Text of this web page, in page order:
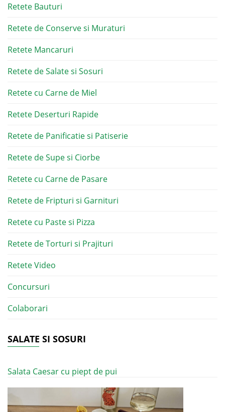
Retete Bauturi
Retete de Conserve si Muraturi
Retete Mancaruri
Retete de Salate si Sosuri
Retete cu Carne de Miel
Retete Deserturi Rapide
Retete de Panificatie si Patiserie
Retete de Supe si Ciorbe
Retete cu Carne de Pasare
Retete de Fripturi si Garnituri
Retete cu Paste si Pizza
Retete de Torturi si Prajituri
Retete Video
Concursuri
Colaborari
SALATE SI SOSURI
Salata Caesar cu piept de pui